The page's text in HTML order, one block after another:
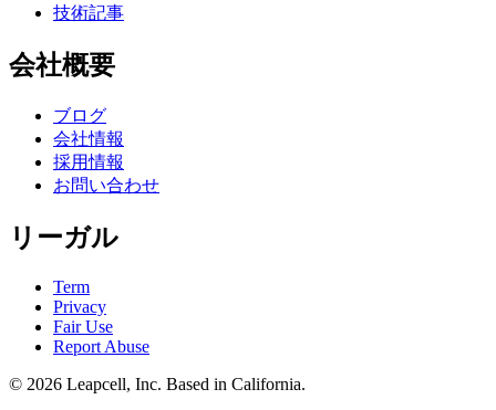
技術記事
会社概要
ブログ
会社情報
採用情報
お問い合わせ
リーガル
Term
Privacy
Fair Use
Report Abuse
© 2026 Leapcell, Inc. Based in California.